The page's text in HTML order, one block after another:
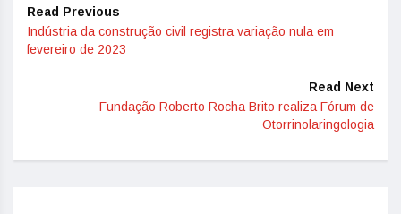
Read Previous
Indústria da construção civil registra variação nula em
fevereiro de 2023
Read Next
Fundação Roberto Rocha Brito realiza Fórum de
Otorrinolaringologia